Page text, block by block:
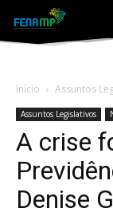
Início Assuntos
Assuntos Legislativos
A crise
Denise